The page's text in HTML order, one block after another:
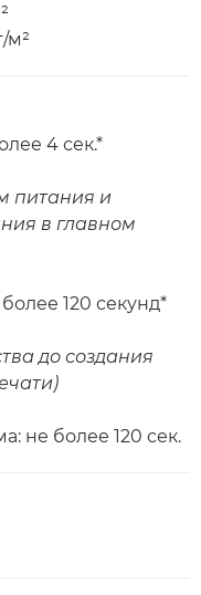
м²
4 сек.*
питания и
в главном
120 секунд*
до создания
не более 120 сек.